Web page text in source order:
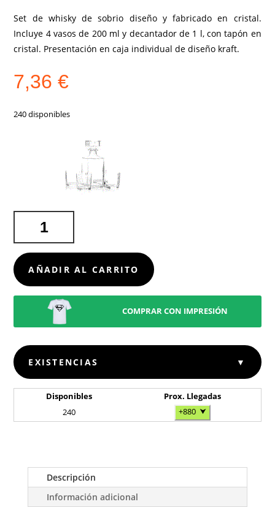
Set de whisky de sobrio diseño y fabricado en cristal.
Incluye 4 vasos de 200 ml y decantador de 1 l, con tapón en
cristal. Presentación en caja individual de diseño kraft.
7,36€
240 disponibles
WHISKY
ROCKWEL
CANTIDAD
AÑADIR AL CARRITO
COMPRAR CON IMPRESIÓN
EXISTENCIAS ▼
Disponibles
Prox. Llegadas
240
+880 ⮟
Descripción
Información adicional